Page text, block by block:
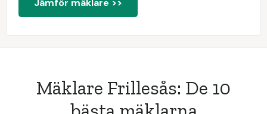
Jämför mäklare >>
Mäklare Frillesås: De 10